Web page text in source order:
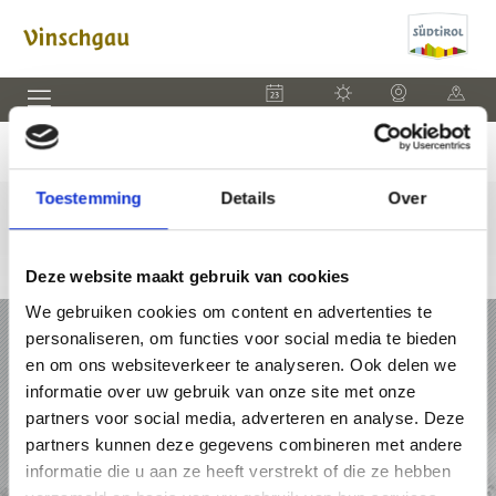
Toestemming Details Over
Deze website maakt gebruik van cookies
We gebruiken cookies om content en advertenties te
personaliseren, om functies voor social media te bieden
en om ons websiteverkeer te analyseren. Ook delen we
informatie over uw gebruik van onze site met onze
partners voor social media, adverteren en analyse. Deze
partners kunnen deze gegevens combineren met andere
informatie die u aan ze heeft verstrekt of die ze hebben
EVENEMENTEN WEER WEBCAM KAART
VAKANTIE IN VINSCHGAU
PAKKETTEN
ACCOMMODATIES